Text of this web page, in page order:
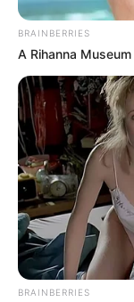
BRAINBERRIES
A Rihanna
BRAINBERRIES